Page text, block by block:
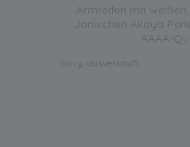
Armreifen mit
Janischen Akoya
AAAA-
Sorry, ausverkauft